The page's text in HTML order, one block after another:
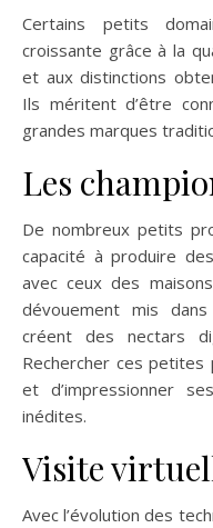
Certains petits
croissante grâce à la
et aux distinctions
Ils méritent d’être
grandes marques
Les
De nombreux petits
capacité à produire
avec ceux des
dévouement mis
créent des nectars
Rechercher ces
et d’impressionner
inédites.
Visite
Avec l’évolution des